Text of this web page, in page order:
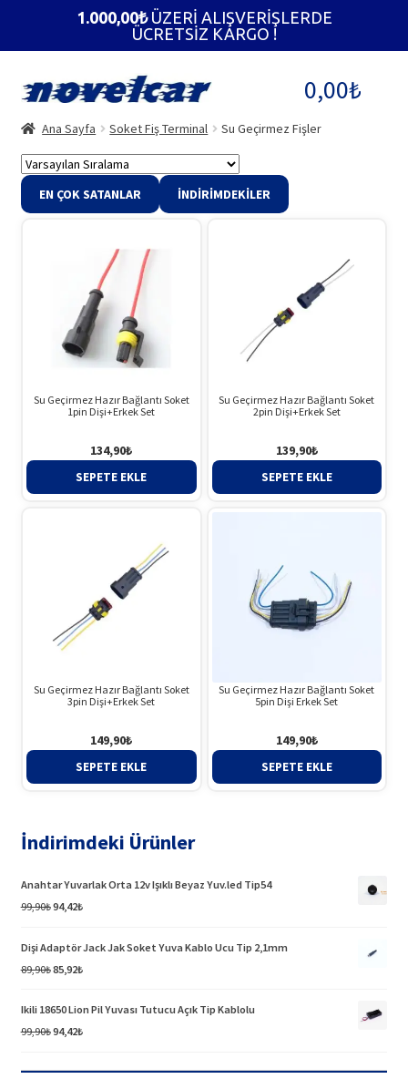
geç
geç
0,00₺
Ana Sayfa Soket Fiş Terminal Su Geçirmez Fişler
EN ÇOK SATANLAR İNDIRIMDEKILER
Su Geçirmez Hazır Bağlantı Soket
1pin Dişi+Erkek Set
134,90₺
SEPETE EKLE
Su Geçirmez Hazır Bağlantı Soket
2pin Dişi+Erkek Set
139,90₺
SEPETE EKLE
Su Geçirmez Hazır Bağlantı Soket
3pin Dişi+Erkek Set
149,90₺
SEPETE EKLE
Su Geçirmez Hazır Bağlantı Soket
5pin Dişi Erkek Set
149,90₺
SEPETE EKLE
İndirimdeki Ürünler
Anahtar Yuvarlak Orta 12v Işıklı Beyaz Yuv.led Tip54
99,90₺Orijinal
94,42₺Şu
Dişi Adaptör Jack Jak Soket Yuva Kablo Ucu Tip 2,1mm
89,90₺Orijinal
85,92₺Şu
Ikili 18650 Lion Pil Yuvası Tutucu Açık Tip Kablolu
99,90₺Orijinal
94,42₺Şu
1.000,00₺ÜZERİ ALIŞVERİŞLERDE
ÜCRETSİZ KARGO !